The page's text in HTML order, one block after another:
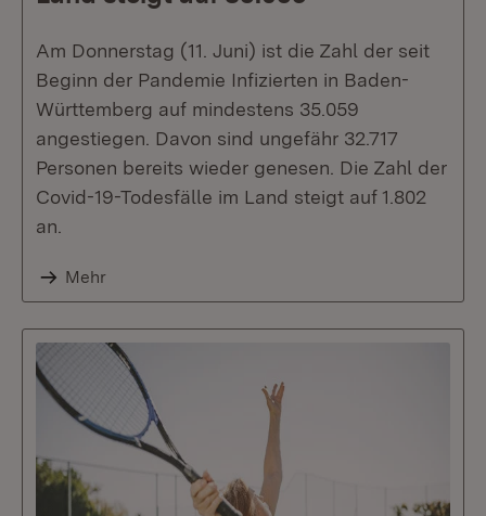
Am Donnerstag (11. Juni) ist die Zahl der seit
Beginn der Pandemie Infizierten in Baden-
Württemberg auf mindestens 35.059
angestiegen. Davon sind ungefähr 32.717
Personen bereits wieder genesen. Die Zahl der
Covid-19-Todesfälle im Land steigt auf 1.802
an.
Mehr